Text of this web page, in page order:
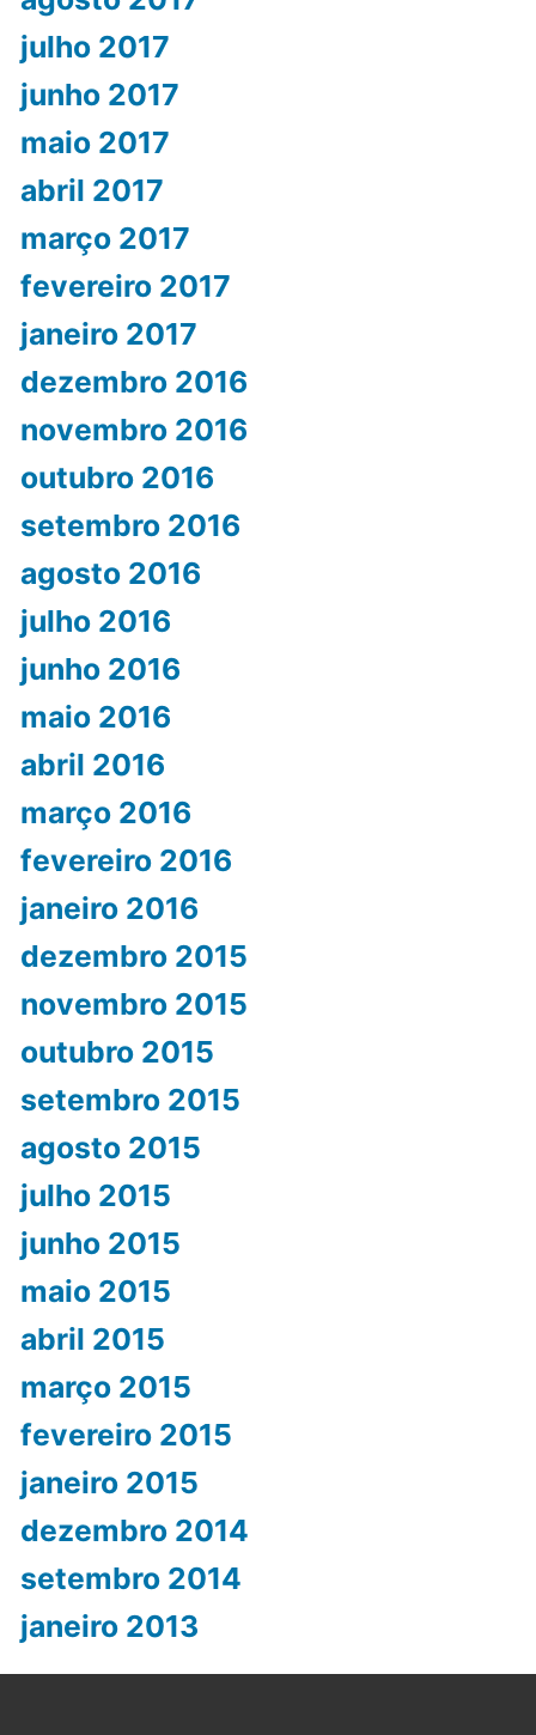
julho 2017
junho 2017
maio 2017
abril 2017
março 2017
fevereiro 2017
janeiro 2017
dezembro 2016
novembro 2016
outubro 2016
setembro 2016
agosto 2016
julho 2016
junho 2016
maio 2016
abril 2016
março 2016
fevereiro 2016
janeiro 2016
dezembro 2015
novembro 2015
outubro 2015
setembro 2015
agosto 2015
julho 2015
junho 2015
maio 2015
abril 2015
março 2015
fevereiro 2015
janeiro 2015
dezembro 2014
setembro 2014
janeiro 2013